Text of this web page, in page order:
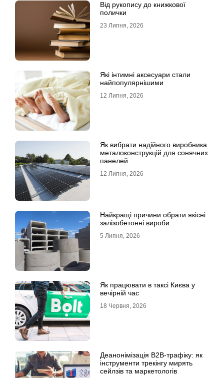
Від рукопису до книжкової
полички
23 Липня, 2026
Які інтимні аксесуари стали
найпопулярнішими
12 Липня, 2026
Як вибрати надійного виробника
металоконструкцій для сонячних
панелей
12 Липня, 2026
Найкращі причини обрати якісні
залізобетонні вироби
5 Липня, 2026
Як працювати в таксі Києва у
вечірній час
18 Червня, 2026
Деанонімізація B2B-трафіку: як
інструменти трекінгу мирять
сейлзів та маркетологів